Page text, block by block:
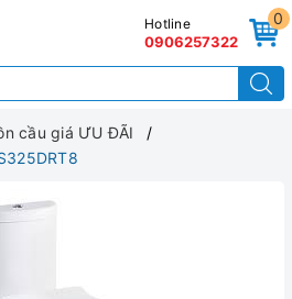
0
Hotline
0906257322
cầu giá ƯU ĐÃI